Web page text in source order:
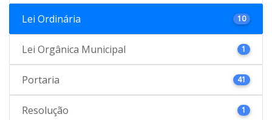
Lei Ordinária 10
Lei Orgânica Municipal 1
Portaria 41
Resolução 1